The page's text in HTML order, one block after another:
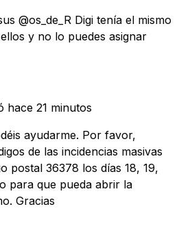
@os_de_R Digi tenía el mismo
y no lo puedes asignar
hace 21 minutos
ayudarme. Por favor,
de las incidencias masivas
postal 36378 los días 18, 19,
para que pueda abrir la
Gracias